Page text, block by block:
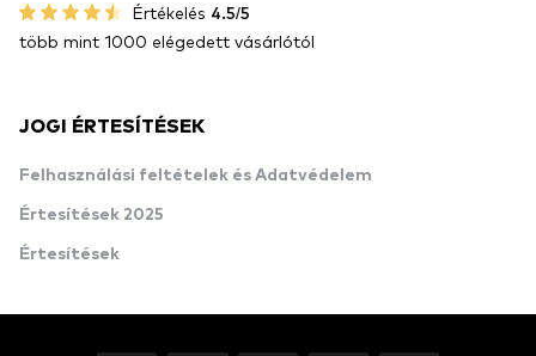
Értékelés 4.5/5
több mint 1000 elégedett vásárlótól
JOGI ÉRTESÍTÉSEK
Felhasználási feltételek és Adatvédelem
Értesítések 2025
Értesítések